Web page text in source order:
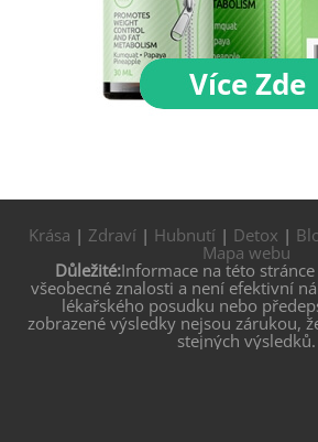
Krása | Zdraví| Hubnutí| Detox |
Mapa webu
Důležité:Informace na této
všeobecné znalosti a není efektivní
lékařského posudku nebo
zobrazené výsledky nejsou zárukou,
stejných výsledků.